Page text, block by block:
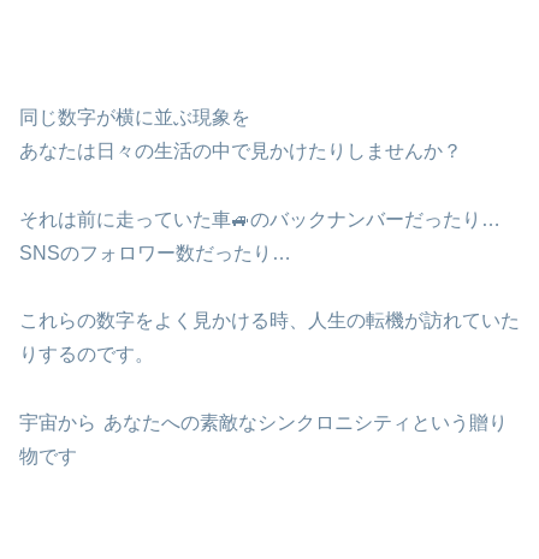
同じ数字が横に並ぶ現象を
あなたは日々の生活の中で見かけたりしませんか？
それは前に走っていた車🚙のバックナンバーだったり…
SNSのフォロワー数だったり…
これらの数字をよく見かける時、人生の転機が訪れていた
りするのです。
宇宙から あなたへの素敵なシンクロニシティという贈り
物です